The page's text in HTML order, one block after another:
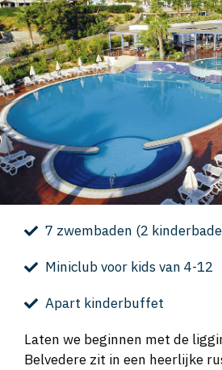
7 zwembaden (2
Miniclub voor kids van 4-12
Apart kinderbuffet
Laten we beginnen met de
Belvedere zit in een heerlijke